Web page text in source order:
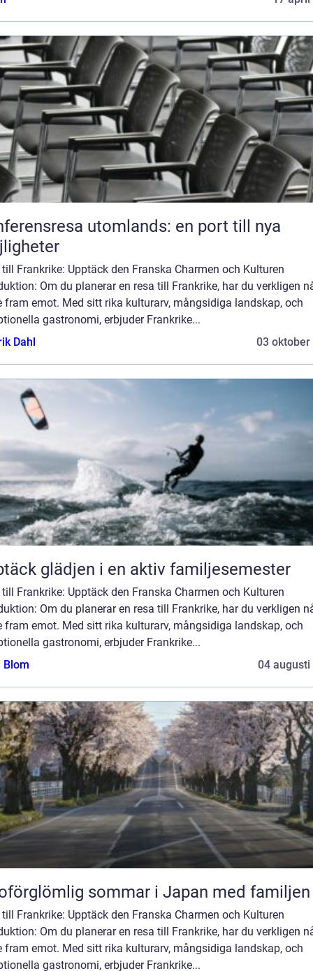
utomlands: en port till nya
till Frankrike: Upptäck den Franska Charmen och Kulturen
Om du planerar en resa till Frankrike, har du verkligen
fram emot. Med sitt rika kulturarv, mångsidiga landskap, och
gastronomi, erbjuder Frankrike...
Dahl
03 oktober
glädjen i en aktiv familjesemester
till Frankrike: Upptäck den Franska Charmen och Kulturen
Om du planerar en resa till Frankrike, har du verkligen
fram emot. Med sitt rika kulturarv, mångsidiga landskap, och
gastronomi, erbjuder Frankrike...
Blom
04 augusti
sommar i Japan med familjen
till Frankrike: Upptäck den Franska Charmen och Kulturen
Om du planerar en resa till Frankrike, har du verkligen
fram emot. Med sitt rika kulturarv, mångsidiga landskap, och
gastronomi, erbjuder Frankrike...